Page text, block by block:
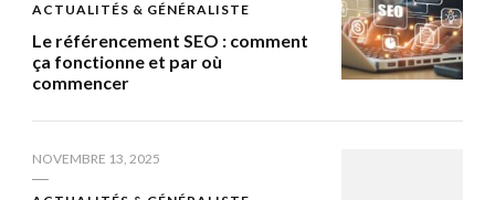
ACTUALITÉS & GÉNÉRALISTE
Le référencement SEO : comment
ça fonctionne et par où
commencer
NOVEMBRE 13, 2025